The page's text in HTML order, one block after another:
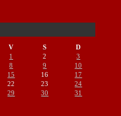
V S
D
1
2
3
8 9
10
15 16
17
22 23
24
29 30
31